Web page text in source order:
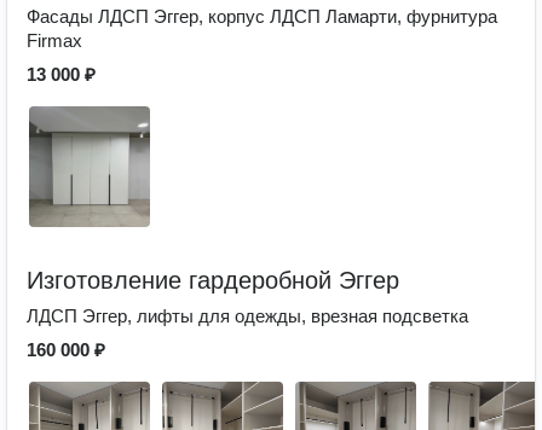
Фасады ЛДСП Эггер, корпус ЛДСП Ламарти, фурнитура
Firmax
13 000 ₽
Изготовление гардеробной Эггер
ЛДСП Эггер, лифты для одежды, врезная подсветка
160 000 ₽